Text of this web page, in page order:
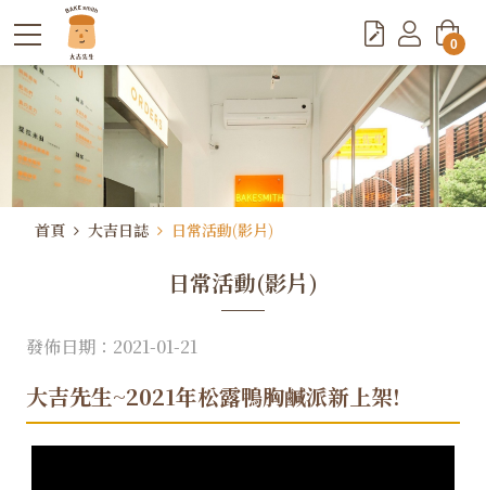
首頁 大吉日誌 日常活動(影片)
日常活動(影片)
發佈日期：2021-01-21
大吉先生~2021年松露鴨胸鹹派新上架!
0